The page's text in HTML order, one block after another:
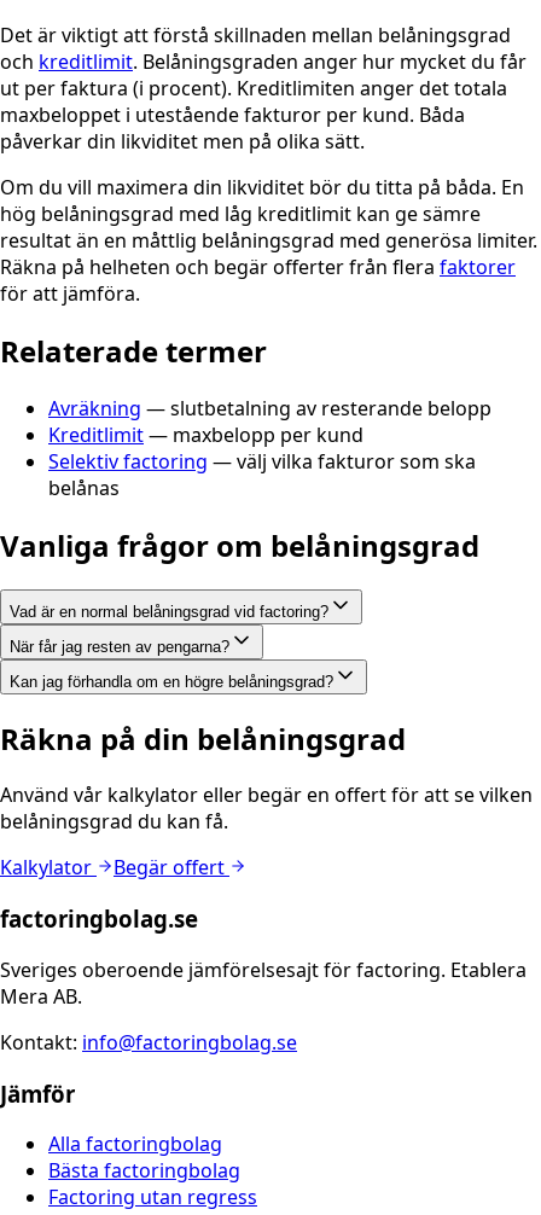
Det är viktigt att förstå skillnaden mellan belåningsgrad
och kreditlimit. Belåningsgraden anger hur mycket du får
ut per faktura (i procent). Kreditlimiten anger det totala
maxbeloppet i utestående fakturor per kund. Båda
påverkar din likviditet men på olika sätt.
Om du vill maximera din likviditet bör du titta på båda. En
hög belåningsgrad med låg kreditlimit kan ge sämre
resultat än en måttlig belåningsgrad med generösa limiter.
Räkna på helheten och begär offerter från flera faktorer
för att jämföra.
Relaterade termer
Avräkning — slutbetalning av resterande belopp
Kreditlimit— maxbelopp per kund
Selektiv factoring — välj vilka fakturor som ska
belånas
Vanliga frågor om belåningsgrad
Vad är en normal belåningsgrad vid factoring?
När får jag resten av pengarna?
Kan jag förhandla om en högre belåningsgrad?
Räkna på din belåningsgrad
Använd vår kalkylator eller begär en offert för att se vilken
belåningsgrad du kan få.
Kalkylator
Begär offert
factoringbolag.se
Sveriges oberoende jämförelsesajt för factoring. Etablera
Mera AB.
Kontakt: info@factoringbolag.se
Jämför
Alla factoringbolag
Bästa factoringbolag
Factoring utan regress